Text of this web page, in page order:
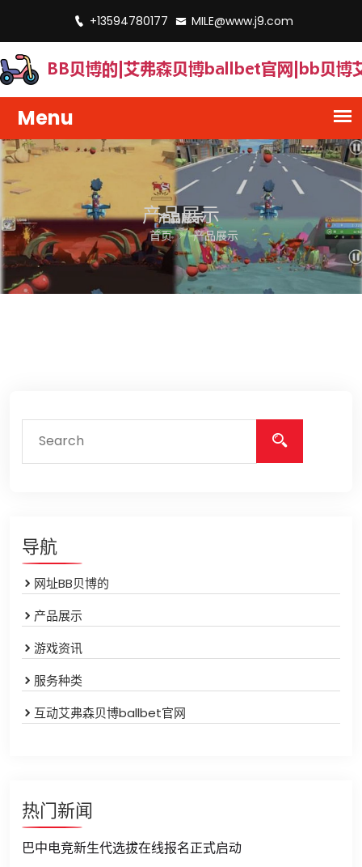
+13594780177 MILE@www.j9.com
产品展示
首页 产品展示
导航
网址BB贝博的
产品展示
游戏资讯
服务种类
互动艾弗森贝博ballbet官网
热门新闻
巴中电竞新生代选拔在线报名正式启动